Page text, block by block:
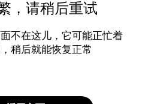
，请稍后重试
不在这儿，它可能正忙着
稍后就能恢复正常